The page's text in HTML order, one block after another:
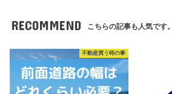
RECOMMEND こちらの記事も人気です。
不動産買う時の事